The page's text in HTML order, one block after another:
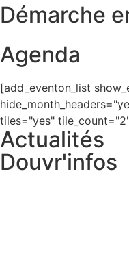
Démarche
Agenda
[add_eventon_list
tiles="yes"
Actualités
Douvr'infos